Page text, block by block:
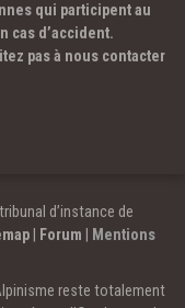
qui participent au
cas d’accident.
pas à nous contacter
d’instance de
| Forum
Mentions
reste totalement